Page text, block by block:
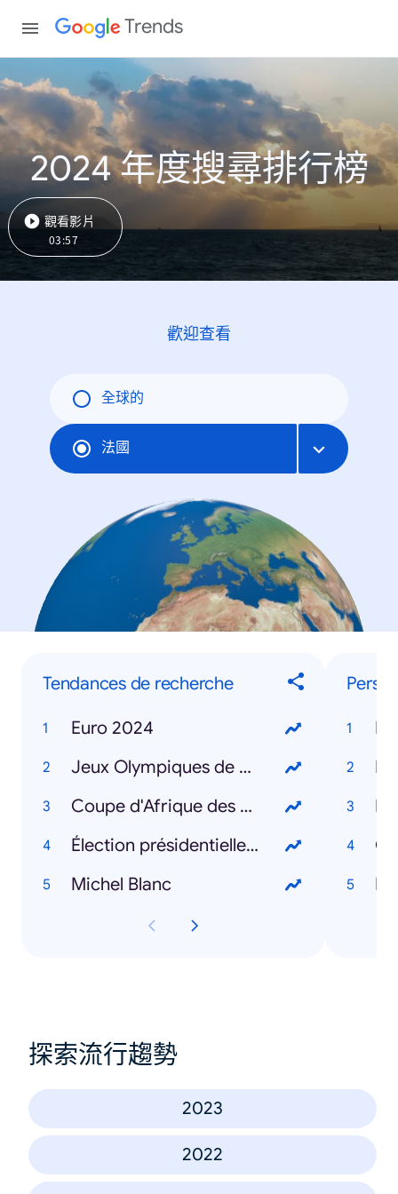
Trends
2024 年度搜尋排行榜
觀看影片
03:57
歡迎查看
全球的
法國
Tendances de recherche
Euro 2024
Jeux Olympiques de Paris 2024
Coupe d'Afrique des Nations 2024
Élection présidentielle américaine 2024
Michel Blanc
探索流行趨勢
2023
2022